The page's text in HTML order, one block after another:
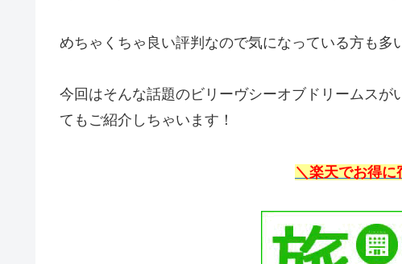
めちゃくちゃ良い評判なので気になっている方も多
今回はそんな話題のビリーヴシーオブドリームス
てもご紹介しちゃいます！
＼楽天でお得に